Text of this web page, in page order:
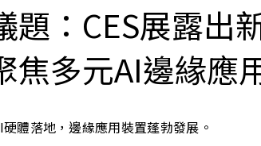
題：CES展露出
焦多元AI邊緣應
硬體落地，邊緣應用裝置蓬勃發展 。